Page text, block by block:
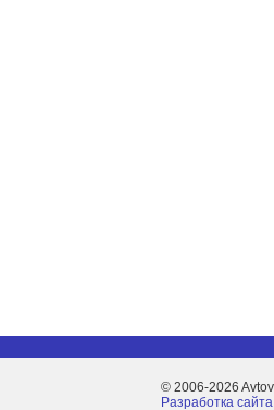
© 2006-2026
Разработка